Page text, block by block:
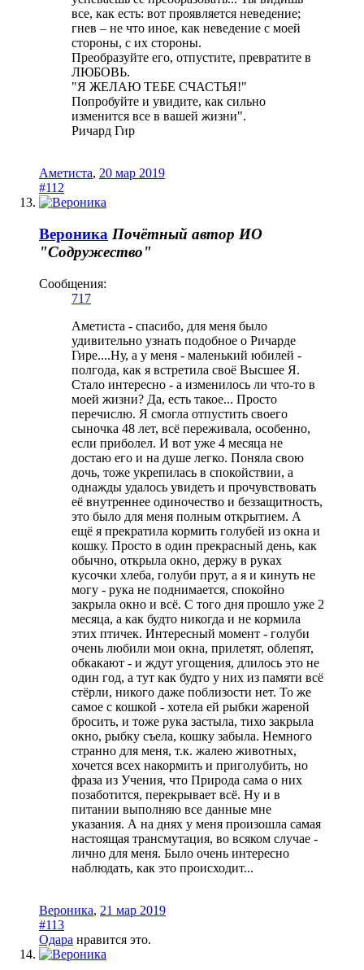
все, как есть: вот проявляется неведение;
гнев – не что иное, как неведение с моей
стороны, с их стороны.
Преобразуйте его, отпустите, превратите в
ЛЮБОВЬ.
"Я ЖЕЛАЮ ТЕБЕ СЧАСТЬЯ!"
Попробуйте и увидите, как сильно
изменится все в вашей жизни".
Ричард Гир
Аметиста, 20 мар 2019
#112
Вероника Почётный автор ИО
"Содружество"
Сообщения:
717
Аметиста - спасибо, для меня было
удивительно узнать подобное о Ричарде
Гире....Ну, а у меня - маленький юбилей -
полгода, как я встретила своё Высшее Я.
Стало интересно - а изменилось ли что-то в
моей жизни? Да, есть такое... Просто
перечислю. Я смогла отпустить своего
сыночка 48 лет, всё переживала, особенно,
если приболел. И вот уже 4 месяца не
достаю его и на душе легко. Поняла свою
дочь, тоже укрепилась в спокойствии, а
однажды удалось увидеть и прочувствовать
её внутреннее одиночество и беззащитность,
это было для меня полным открытием. А
ещё я прекратила кормить голубей из окна и
кошку. Просто в один прекрасный день, как
обычно, открыла окно, держу в руках
кусочки хлеба, голуби прут, а я и кинуть не
могу - рука не поднимается, спокойно
закрыла окно и всё. С того дня прошло уже 2
месяца, а как будто никогда и не кормила
этих птичек. Интересный момент - голуби
очень любили мои окна, прилетят, облепят,
обкакают - и ждут угощения, длилось это не
один год, а тут как будто у них из памяти всё
стёрли, никого даже поблизости нет. То же
самое с кошкой - хотела ей рыбки жареной
бросить, и тоже рука застыла, тихо закрыла
окно, рыбку съела, кошку забыла. Немного
странно для меня, т.к. жалею животных,
хочется всех накормить и приголубить, но
фраза из Учения, что Природа сама о них
позаботится, перекрывает всё. Ну и в
питании выполняю все данные мне
указания. А на днях у меня произошла самая
настоящая трансмутация, во всяком случае -
лично для меня. Было очень интересно
наблюдать, как это происходит...
Вероника, 21 мар 2019
#113
Одара нравится это.